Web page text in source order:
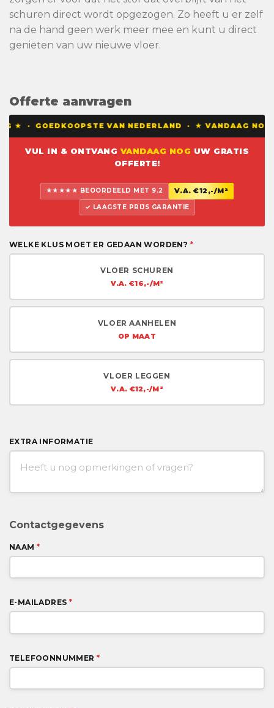
schuren direct wordt opgezogen. Zo heeft u er zelf
na de hand geen werk meer mee en kunt u direct
genieten van uw nieuwe vloer.
Offerte aanvragen
· GOEDKOOPSTE VAN NEDERLAND · ★ VANDAAG NOG
VUL IN & ONTVANG VANDAAG NOG UW GRATIS
OFFERTE!
★★★★★ BEOORDEELD MET 9.2 V.A. €12,-/M²
✓ LAAGSTE PRIJS GARANTIE
WELKE KLUS MOET ER GEDAAN WORDEN? *
VLOER SCHUREN
V.A. €16,-/M²
VLOER AANHELEN
OP MAAT
VLOER LEGGEN
V.A. €12,-/M²
EXTRA INFORMATIE
Contactgegevens
NAAM *
E-MAILADRES *
TELEFOONNUMMER *